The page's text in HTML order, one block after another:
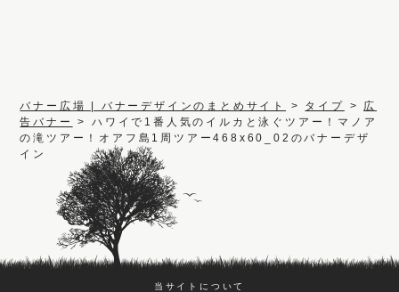
バナー広場 | バナーデザインのまとめサイト > タイプ > 広
告バナー
>ハワイで1番人気のイルカと泳ぐツアー！マノア
の滝ツアー！オアフ島1周ツアー468x60_02のバナーデザ
イン
当サイトについて